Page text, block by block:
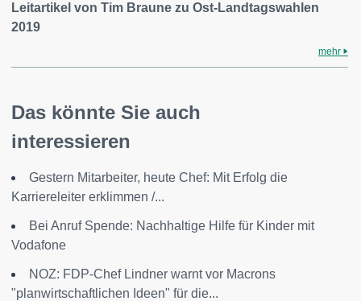
Leitartikel von Tim Braune zu Ost-Landtagswahlen
2019
mehr
Das könnte Sie auch
interessieren
Gestern Mitarbeiter, heute Chef: Mit Erfolg die
Karriereleiter erklimmen /...
Bei Anruf Spende: Nachhaltige Hilfe für Kinder mit
Vodafone
NOZ: FDP-Chef Lindner warnt vor Macrons
"planwirtschaftlichen Ideen" für die...